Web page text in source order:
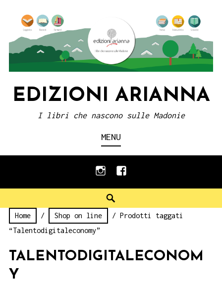
content
EDIZIONI ARIANNA
I libri che nascono sulle Madonie
MENU
instagramfacebook
Home / Shop on line
/ Prodotti taggati
“Talentodigitaleconomy”
TALENTODIGITALECONOM
Y